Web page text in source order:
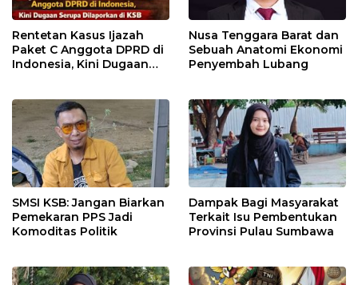
Rentetan Kasus Ijazah
Paket C Anggota DPRD di
Indonesia, Kini Dugaan
Nusa Tenggara Barat dan
Sebuah Anatomi Ekonomi
Penyembah Lubang
SMSI KSB: Jangan Biarkan
Pemekaran PPS Jadi
Komoditas Politik
Dampak Bagi Masyarakat
Terkait Isu Pembentukan
Provinsi Pulau Sumbawa